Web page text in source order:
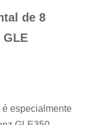
de 8
GLE
especialmente